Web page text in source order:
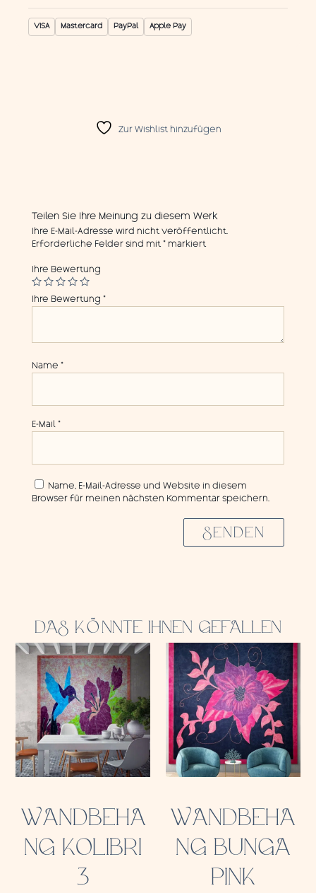
VISA Mastercard PayPal Apple Pay
Zur Wishlist hinzufügen
Teilen Sie Ihre Meinung zu diesem Werk
Ihre E-Mail-Adresse wird nicht veröffentlicht.
Erforderliche Felder sind mit*markiert
Ihre Bewertung
Ihre Bewertung *
Name *
E-Mail *
Name, E-Mail-Adresse und Website in diesem
Browser für meinen nächsten Kommentar speichern.
SENDEN
DAS KÖNNTE IHNEN GEFALLEN
WANDBEHA
NG KOLIBRI
3
WANDBEHA
NG BUNGA
PINK